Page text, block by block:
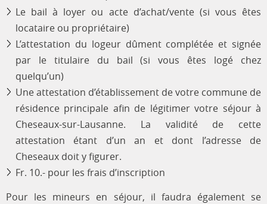
Le bail à loyer ou acte d’achat/vente (si vous êtes
locataire ou propriétaire)
L’attestation du logeur dûment complétée et signée
par le titulaire du bail (si vous êtes logé chez
quelqu’un)
Une attestation d’établissement de votre commune de
résidence principale afin de légitimer votre séjour à
Cheseaux-sur-Lausanne. La validité de cette
attestation étant d’un an et dont l’adresse de
Cheseaux doit y figurer.
Fr. 10.- pour les frais d’inscription
Pour les mineurs en séjour, il faudra également se